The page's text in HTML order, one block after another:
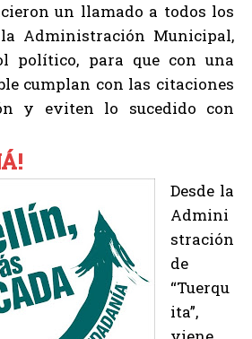
un llamado a todos los
Administración Municipal,
político, para que con una
cumplan con las citaciones
y eviten lo sucedido con
Desde la
Admini
stración
de
“Tuerqu
ita”,